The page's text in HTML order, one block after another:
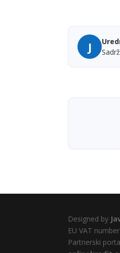
J
Designed by
EU VAT
Partnerski